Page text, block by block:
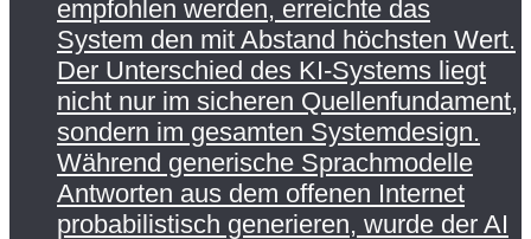
empfohlen werden, erreichte das
System den mit Abstand höchsten Wert.
Der Unterschied des KI-Systems liegt
nicht nur im sicheren Quellenfundament,
sondern im gesamten Systemdesign.
Während generische Sprachmodelle
Antworten aus dem offenen Internet
probabilistisch generieren, wurde der AI